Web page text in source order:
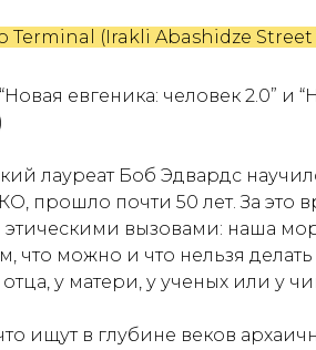
Terminal (Irakli Abashidze Street
евгеника: человек 2.0” и
лауреат Боб Эдвардс
прошло почти 50 лет. За это
вызовами: наша
что можно и что нельзя
у матери, у ученых или у
ищут в глубине веков